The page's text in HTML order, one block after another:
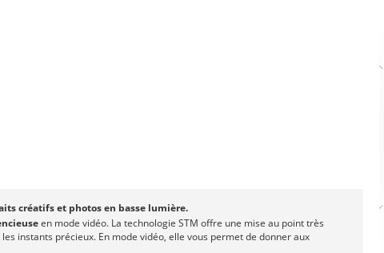
créatifs et photos en basse lumière.
en mode vidéo. La technologie STM offre une mise au point très
instants précieux. En mode vidéo, elle vous permet de donner aux